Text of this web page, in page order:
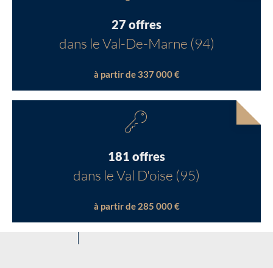
27 offres
dans le Val-De-Marne (94)
à partir de 337 000 €
181 offres
dans le Val D'oise (95)
à partir de 285 000 €